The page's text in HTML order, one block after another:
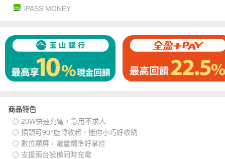
iPASS MONEY
商品特色
◎ 20W快速充電，急用不求人
◎ 插頭可90°旋轉收起，迷你小巧好收納
◎ 數位顯屏，電量精準好掌控
◎ 支援兩台設備同時充電